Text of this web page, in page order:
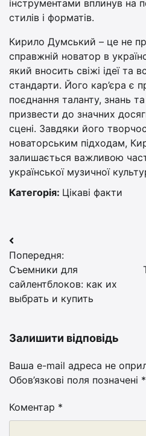
інструментами вплинув на
стилів і форматів.
Кирило Думський – це не
справжній новатор в
який вносить свіжі ідеї та
стандарти. Його кар’єра є
поєднання таланту, знань
призвести до значних
сцені. Завдяки його
новаторським підходам,
залишається важливою
української музичної
Категорія: Цікаві факти
Навігація
записів
Попередня:
Съемники для
сайлентблоков: как их
выбрать и купить
Залишити відповідь
Ваша e-mail адреса не
Обов’язкові поля позначені *
Коментар *